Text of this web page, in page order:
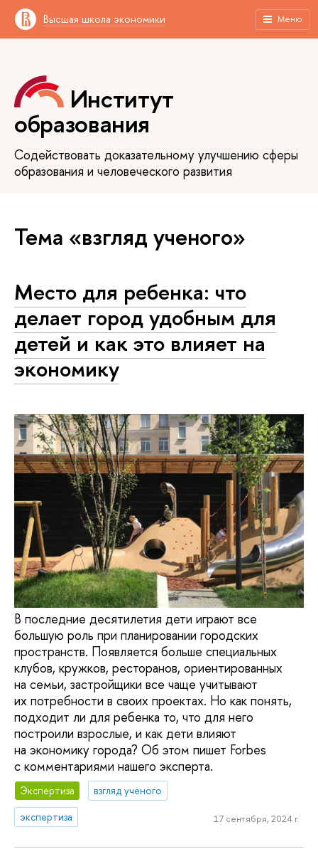
Высшая школа экономики Меню
Институт
образования
Содействовать доказательному улучшению сферы
образования и человеческого развития
Тема «взгляд ученого»
Место для ребенка: что
делает город удобным для
детей и как это влияет на
экономику
В последние десятилетия дети играют все
большую роль при планировании городских
пространств. Появляется больше специальных
клубов, кружков, ресторанов, ориентированных
на семьи, застройщики все чаще учитывают
их потребности в своих проектах. Но как понять,
подходит ли для ребенка то, что для него
построили взрослые, и как дети влияют
на экономику города? Об этом пишет Forbes
с комментариями нашего эксперта.
Экспертиза
взгляд ученого
экспертиза
17 сентября, 2024 г.